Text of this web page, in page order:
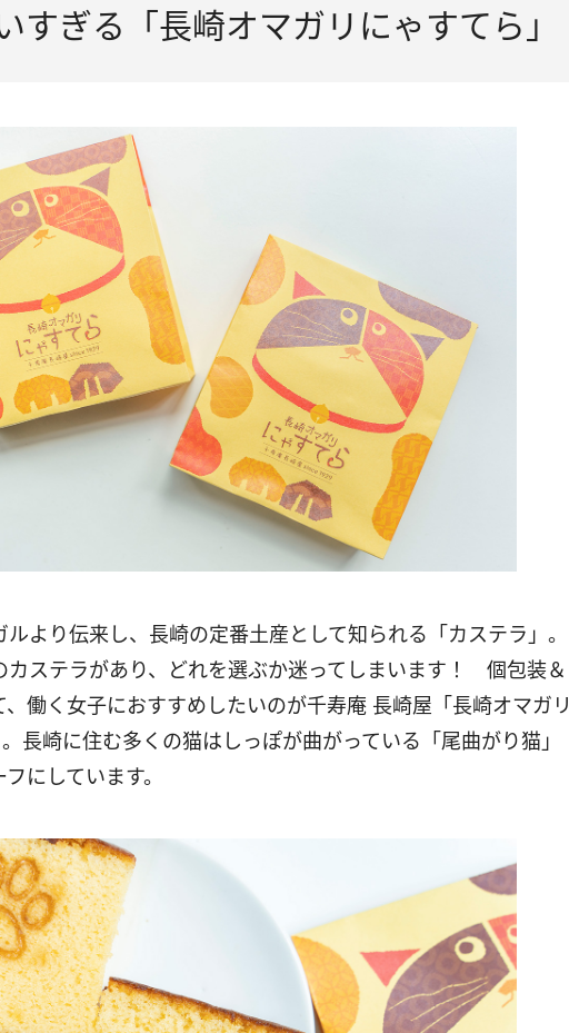
すぎる「長崎オマガリにゃすてら」
より伝来し、 長崎の定番土産として知られる「カステラ」。
ステラがあり、
どれを選ぶか迷ってしまいます！ 個包装＆
働く女子におすすめしたいのが千寿庵 長崎屋「長崎オマガリ
長崎に住む多くの猫はしっぽが曲がっている「尾曲がり猫」
にしています。